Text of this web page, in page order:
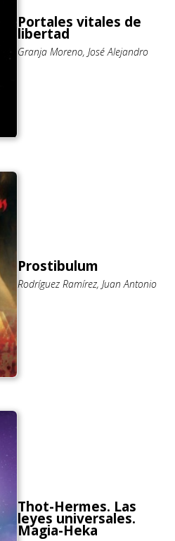
Portales vitales de
libertad
Granja Moreno, José Alejandro
Prostibulum
Rodríguez Ramírez, Juan Antonio
Thot-Hermes. Las
leyes universales.
Magia-Heka